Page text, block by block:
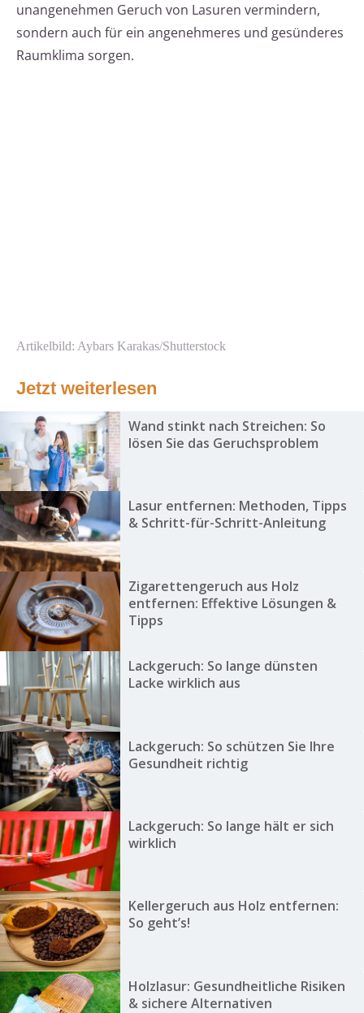
unangenehmen Geruch von Lasuren vermindern,
sondern auch für ein angenehmeres und gesünderes
Raumklima sorgen.
Artikelbild: Aybars Karakas/Shutterstock
Jetzt weiterlesen
Wand stinkt nach Streichen: So
lösen Sie das Geruchsproblem
Lasur entfernen: Methoden, Tipps
& Schritt-für-Schritt-Anleitung
Zigarettengeruch aus Holz
entfernen: Effektive Lösungen &
Tipps
Lackgeruch: So lange dünsten
Lacke wirklich aus
Lackgeruch: So schützen Sie Ihre
Gesundheit richtig
Lackgeruch: So lange hält er sich
wirklich
Kellergeruch aus Holz entfernen:
So geht’s!
Holzlasur: Gesundheitliche Risiken
& sichere Alternativen